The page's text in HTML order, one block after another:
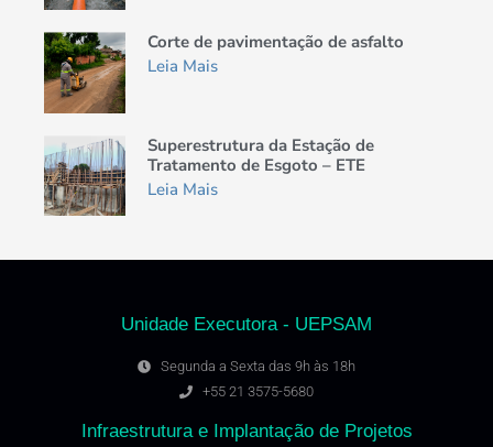
Corte de pavimentação de asfalto
Leia Mais
Superestrutura da Estação de
Tratamento de Esgoto – ETE
Leia Mais
Unidade Executora - UEPSAM
Segunda a Sexta das 9h às 18h
+55 21 3575-5680
Infraestrutura e Implantação de Projetos